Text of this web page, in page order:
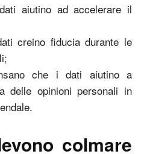
aiutino ad accelerare il
creino fiducia durante le
che i dati aiutino a
delle opinioni personali in
colmare